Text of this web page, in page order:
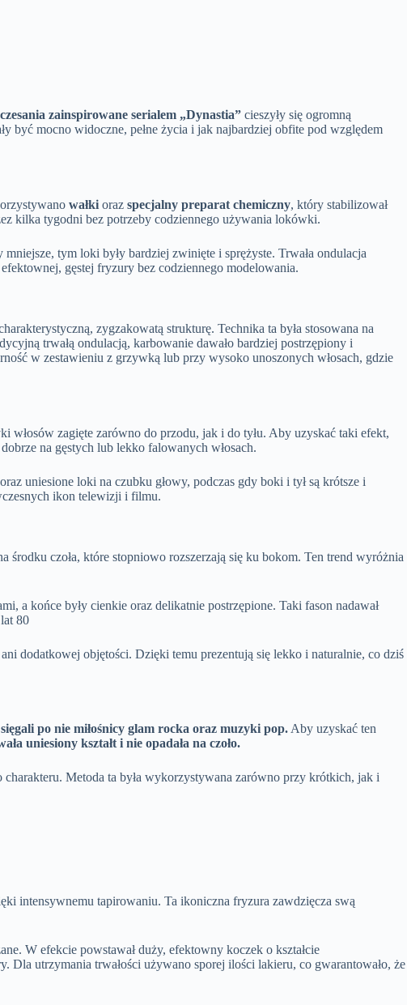
zainspirowane serialem „Dynastia” cieszyły się ogromną
być mocno widoczne, pełne życia i jak najbardziej obfite pod względem
wałki oraz specjalny preparat chemiczny, który stabilizował
kilka tygodni bez potrzeby codziennego używania lokówki.
tym loki były bardziej zwinięte i sprężyste. Trwała ondulacja
gęstej fryzury bez codziennego modelowania.
zygzakowatą strukturę. Technika ta była stosowana na
trwałą ondulacją, karbowanie dawało bardziej postrzępiony i
w zestawieniu z grzywką lub przy wysoko unoszonych włosach, gdzie
włosów zagięte zarówno do przodu, jak i do tyłu. Aby uzyskać taki efekt,
na gęstych lub lekko falowanych włosach.
uniesione loki na czubku głowy, podczas gdy boki i tył są krótsze i
ikon telewizji i filmu.
czoła, które stopniowo rozszerzają się ku bokom. Ten trend wyróżnia
a końce były cienkie oraz delikatnie postrzępione. Taki fason nadawał
80
dodatkowej objętości. Dzięki temu prezentują się lekko i naturalnie, co dziś
po nie miłośnicy glam rocka oraz muzyki pop. Aby uzyskać ten
uniesiony kształt i nie opadała na czoło.
Metoda ta była wykorzystywana zarówno przy krótkich, jak i
intensywnemu tapirowaniu. Ta ikoniczna fryzura zawdzięcza swą
W efekcie powstawał duży, efektowny koczek o kształcie
Dla utrzymania trwałości używano sporej ilości lakieru, co gwarantowało, że